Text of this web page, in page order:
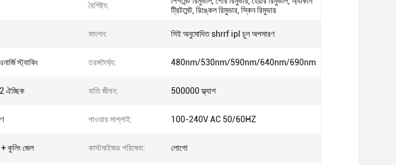
বৈশিষ্ট্য:
ট্রিটমেন্ট, রিঙ্কেল রিমুভার, স্কিন রিমুভার
ফাংশন: সিই অনুমোদিত shrrf ipl চুল অপসারণ
স্ট্যাকিং তরঙ্গদৈর্ঘ্য: 480nm/530nm/590nm/640nm/690nm
ঐচ্ছিক বাতি জীবন: 500000 ফ্ল্যাশ
পাওয়ার সাপ্লাই: 100-240V AC 50/60HZ
+ কুলিং জেল কাস্টমাইজড পরিষেবা: লোগো